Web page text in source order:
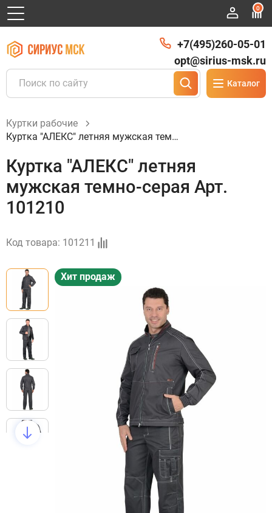
0
Каталог
+7(495)260-05-01
opt@sirius-msk.ru
Куртки рабочие
Куртка "АЛЕКС" летняя мужская темно-серая Арт. 101210
Куртка "АЛЕКС" летняя
мужская темно-серая Арт.
101210
Код товара: 101211
Хит продаж